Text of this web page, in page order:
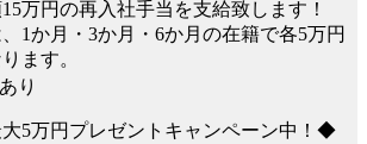
万円の再入社手当を支給致します！
1か月・3か月・6か月の在籍で各5万円
ます。
り
5万円プレゼントキャンペーン中！◆